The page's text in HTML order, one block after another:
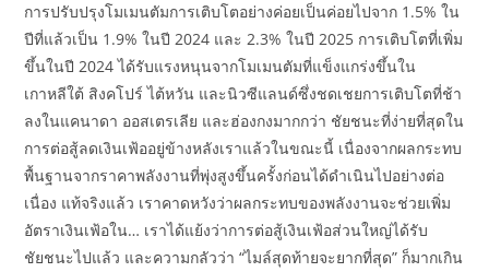
การปรับปรุงโมเมนตัมการเติบโตอย่างค่อยเป็นค่อยไปจาก 1.5% ใน
ปีที่แล้วเป็น 1.9% ในปี 2024 และ 2.3% ในปี 2025 การเติบโตที่เพิ่ม
ขึ้นในปี 2024 ได้รับแรงหนุนจากโมเมนตัมที่แข็งแกร่งขึ้นใน
เกาหลีใต้ สิงคโปร์ ไต้หวัน และนิวซีแลนด์ซึ่งชดเชยการเติบโตที่ช้า
ลงในแคนาดา ออสเตรเลีย และฮ่องกงมากกว่า ชัยชนะที่ง่ายที่สุดใน
การต่อสู้ลดเงินเฟ้ออยู่ข้างหลังเราแล้วในขณะนี้ เนื่องจากผลกระทบ
พื้นฐานจากราคาพลังงานที่พุ่งสูงขึ้นครั้งก่อนได้ดำเนินไปอย่างต่อ
เนื่อง แท้จริงแล้ว เราคาดหวังว่าผลกระทบของพลังงานจะช่วยเพิ่ม
อัตราเงินเฟ้อใน… เราได้แย้งว่าการต่อสู้เงินเฟ้อส่วนใหญ่ได้รับ
ชัยชนะไปแล้ว และความกลัวว่า “ไมล์สุดท้ายจะยากที่สุด” ก็มากเกิน